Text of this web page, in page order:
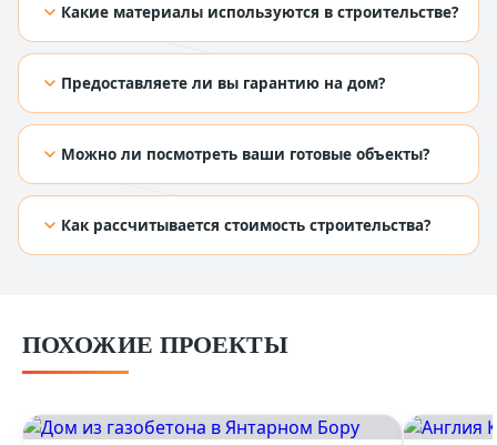
Какие материалы используются в строительстве?
[TODO: добавить ответ из Figma]
Предоставляете ли вы гарантию на дом?
[TODO: добавить ответ из Figma]
Можно ли посмотреть ваши готовые объекты?
[TODO: добавить ответ из Figma]
Как рассчитывается стоимость строительства?
ПОХОЖИЕ ПРОЕКТЫ